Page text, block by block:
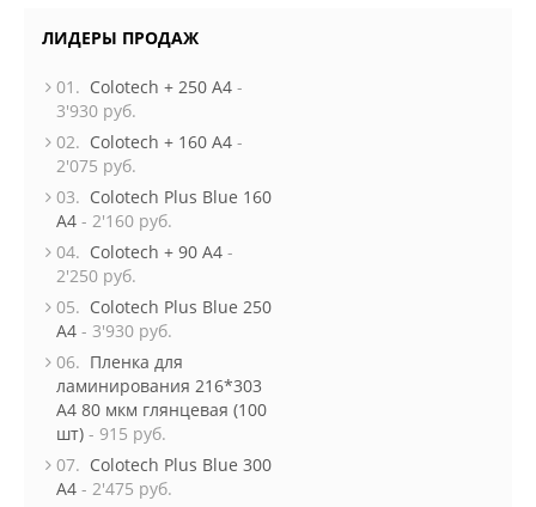
ЛИДЕРЫ ПРОДАЖ
01. Colotech + 250 A4 -
3'930 руб.
02. Colotech + 160 A4 -
2'075 руб.
03. Colotech Plus Blue 160
A4 - 2'160 руб.
04. Colotech + 90 A4 -
2'250 руб.
05. Colotech Plus Blue 250
A4 - 3'930 руб.
06. Пленка для
ламинирования 216*303
А4 80 мкм глянцевая (100
шт) - 915 руб.
07. Colotech Plus Blue 300
A4 - 2'475 руб.